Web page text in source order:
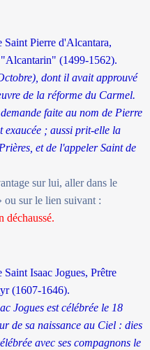
Pierre d'Alcantara,
"Alcantarin" (1499-1562).
dont il avait approuvé
de la réforme du Carmel.
faite au nom de Pierre
exaucée ; aussi prit-elle la
et de l'appeler Saint de
sur lui, aller dans le
ou sur le lien suivant :
déchaussé.
Isaac Jogues, Prêtre
(1607-1646).
Jogues est célébrée le 18
de sa naissance au Ciel : dies
avec ses compagnons le